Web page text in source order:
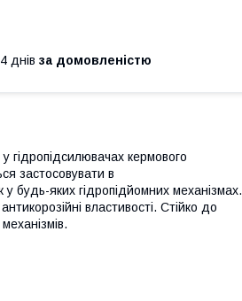
днів за домовленістю
кермового
застосовувати в
будь-яких гідропідйомних механізмах.
властивості. Стійко до